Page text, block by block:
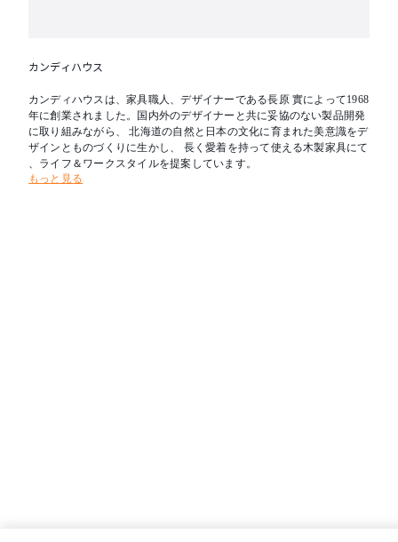
カンディハウス
カンディハウスは、家具職人、デザイナーである長原 實によって1968
年に創業されました。国内外のデザイナーと共に妥協のない製品開発
に取り組みながら、 北海道の自然と日本の文化に育まれた美意識をデ
ザインとものづくりに生かし、 長く愛着を持って使える木製家具にて
、ライフ＆ワークスタイルを提案しています。
もっと見る